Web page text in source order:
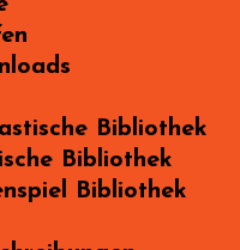
Bibliothek
Bibliothek
Bibliothek